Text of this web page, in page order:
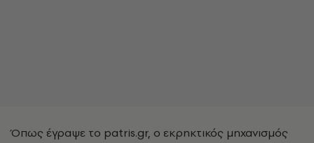
Όπως έγραψε το patris.gr, ο εκρηκτικός μηχανισμός